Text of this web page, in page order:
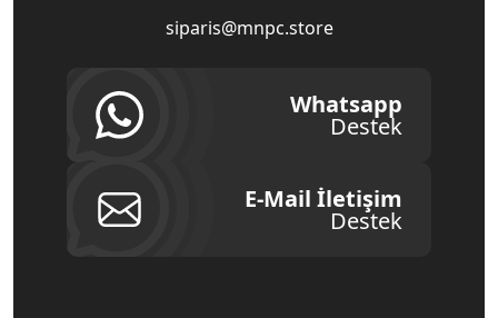
siparis@mnpc.store
Whatsapp
Destek
E-Mail İletişim
Destek